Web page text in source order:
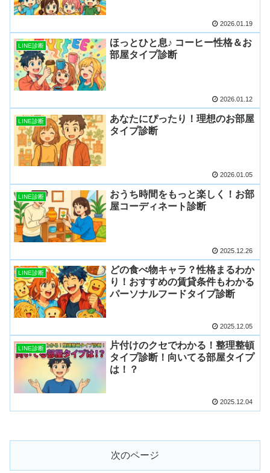
2026.01.19
LINE診断
ほっとひと息♪ コーヒー性格＆お
部屋タイプ診断
2026.01.12
LINE診断
あなたにぴったり！理想のお部屋
タイプ診断
2026.01.05
LINE診断
おうち時間をもっと楽しく！お部
屋コーディネート診断
2025.12.26
LINE診断
どの食べ物キャラ？性格まるわか
り！おすすめの賃貸条件もわかる
パーソナルフードタイプ診断
2025.12.05
LINE診断
片付けのクセでわかる！整理整頓
タイプ診断！向いてる部屋タイプ
は！？
2025.12.04
次のページ